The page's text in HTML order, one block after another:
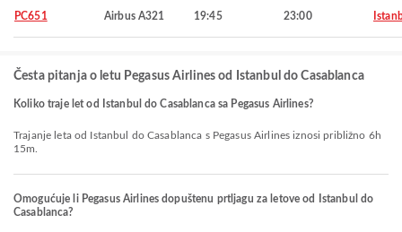
PC651 Airbus A321 19:45 23:00
Česta pitanja o letu Pegasus Airlines od Istanbul do Casablanca
Koliko traje let od Istanbul do Casablanca sa Pegasus Airlines?
Trajanje leta od Istanbul do Casablanca s Pegasus Airlines iznosi približno 6h
15m.
Omogućuje li Pegasus Airlines dopuštenu prtljagu za letove od Istanbul do
Casablanca?